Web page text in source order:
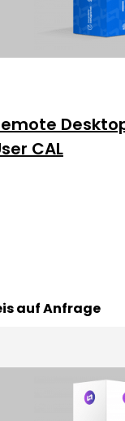
CAL
auf Anfrage